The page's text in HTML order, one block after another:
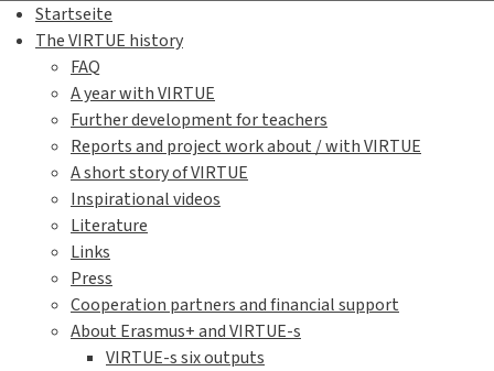
Startseite
The VIRTUE history
FAQ
A year with VIRTUE
Further development for teachers
Reports and project work about / with VIRTUE
A short story of VIRTUE
Inspirational videos
Literature
Links
Press
Cooperation partners and financial support
About Erasmus+ and VIRTUE-s
VIRTUE-s six outputs